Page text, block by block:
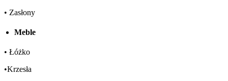
• Zasłony
Meble
• Łóżko
•Krzesła